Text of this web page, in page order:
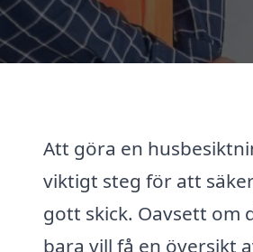
Att göra en
viktigt steg för att
gott skick. Oavsett om
bara vill få en översikt